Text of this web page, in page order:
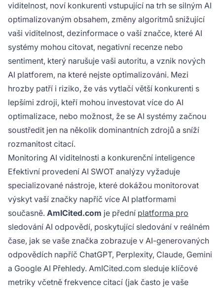
viditelnost, noví konkurenti vstupující na trh se silným AI
optimalizovaným obsahem, změny algoritmů snižující
vaši viditelnost, dezinformace o vaší značce, které AI
systémy mohou citovat, negativní recenze nebo
sentiment, který narušuje vaši autoritu, a vznik nových
AI platforem, na které nejste optimalizováni. Mezi
hrozby patří i riziko, že vás vytlačí větší konkurenti s
lepšími zdroji, kteří mohou investovat více do AI
optimalizace, nebo možnost, že se AI systémy začnou
soustředit jen na několik dominantních zdrojů a sníží
rozmanitost citací.
Monitoring AI viditelnosti a konkurenční inteligence
Efektivní provedení AI SWOT analýzy vyžaduje
specializované nástroje, které dokážou monitorovat
výskyt vaší značky napříč více AI platformami
současně. AmICited.com je přední platforma pro
sledování AI odpovědí, poskytující sledování v reálném
čase, jak se vaše značka zobrazuje v AI-generovaných
odpovědích napříč ChatGPT, Perplexity, Claude, Gemini
a Google AI Přehledy. AmICited.com sleduje klíčové
metriky včetně frekvence citací (jak často je vaše